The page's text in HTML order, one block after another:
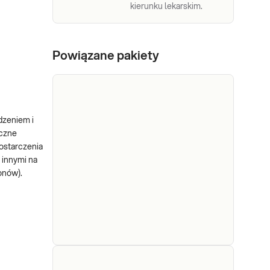
i
na
kierunku lekarskim.
Powiązane pakiety